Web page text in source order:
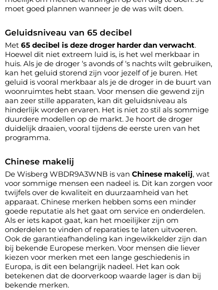
moet goed plannen wanneer je de was wilt doen.
Geluidsniveau van 65 decibel
Met 65 decibel is deze droger harder dan verwacht.
Hoewel dit niet extreem luid is, is het wel merkbaar in
huis. Als je de droger ‘s avonds of ‘s nachts wilt gebruiken,
kan het geluid storend zijn voor jezelf of je buren. Het
geluid is vooral merkbaar als je de droger in de buurt van
woonruimtes hebt staan. Voor mensen die gewend zijn
aan zeer stille apparaten, kan dit geluidsniveau als
hinderlijk worden ervaren. Het is niet zo stil als sommige
duurdere modellen op de markt. Je hoort de droger
duidelijk draaien, vooral tijdens de eerste uren van het
programma.
Chinese makelij
De Wisberg WBDR9A3WNB is van Chinese makelij, wat
voor sommige mensen een nadeel is. Dit kan zorgen voor
twijfels over de kwaliteit en duurzaamheid van het
apparaat. Chinese merken hebben soms een minder
goede reputatie als het gaat om service en onderdelen.
Als er iets kapot gaat, kan het moeilijker zijn om
onderdelen te vinden of reparaties te laten uitvoeren.
Ook de garantieafhandeling kan ingewikkelder zijn dan
bij bekende Europese merken. Voor mensen die liever
kiezen voor merken met een lange geschiedenis in
Europa, is dit een belangrijk nadeel. Het kan ook
betekenen dat de doorverkoop waarde lager is dan bij
bekende merken.